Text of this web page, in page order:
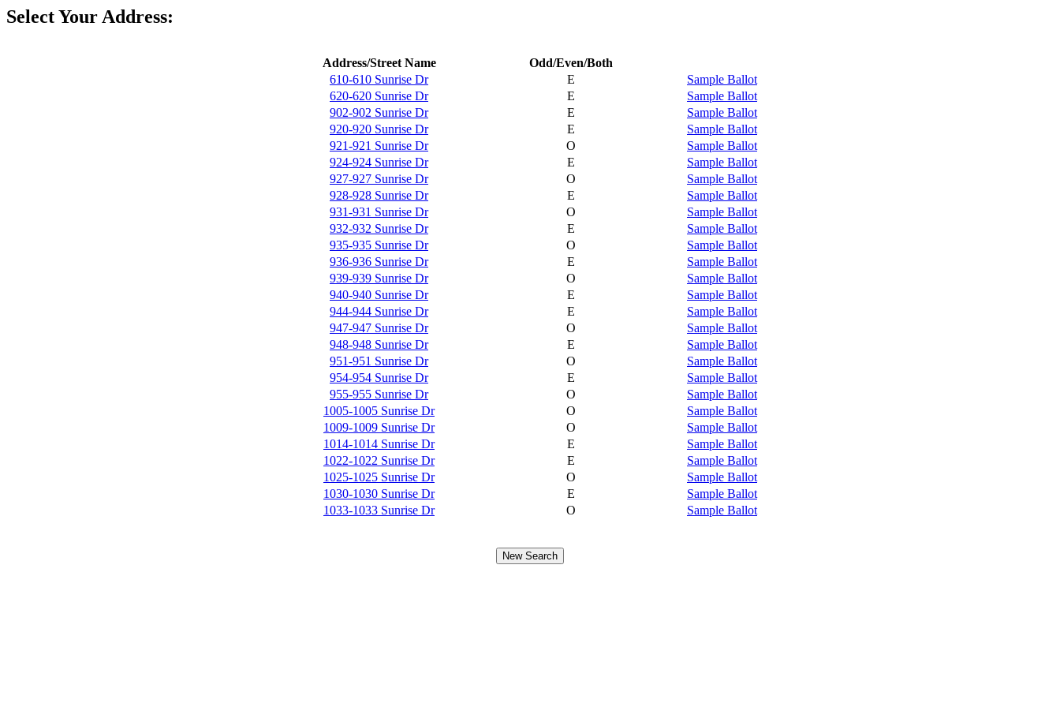
Select Your Address:
Address/Street Name
Odd/Even/Both
610-610 Sunrise Dr
E
Sample Ballot
620-620 Sunrise Dr
E
Sample Ballot
902-902 Sunrise Dr
E
Sample Ballot
920-920 Sunrise Dr
E
Sample Ballot
921-921 Sunrise Dr
O
Sample Ballot
924-924 Sunrise Dr
E
Sample Ballot
927-927 Sunrise Dr
O
Sample Ballot
928-928 Sunrise Dr
E
Sample Ballot
931-931 Sunrise Dr
O
Sample Ballot
932-932 Sunrise Dr
E
Sample Ballot
935-935 Sunrise Dr
O
Sample Ballot
936-936 Sunrise Dr
E
Sample Ballot
939-939 Sunrise Dr
O
Sample Ballot
940-940 Sunrise Dr
E
Sample Ballot
944-944 Sunrise Dr
E
Sample Ballot
947-947 Sunrise Dr
O
Sample Ballot
948-948 Sunrise Dr
E
Sample Ballot
951-951 Sunrise Dr
O
Sample Ballot
954-954 Sunrise Dr
E
Sample Ballot
955-955 Sunrise Dr
O
Sample Ballot
1005-1005 Sunrise Dr
O
Sample Ballot
1009-1009 Sunrise Dr
O
Sample Ballot
1014-1014 Sunrise Dr
E
Sample Ballot
1022-1022 Sunrise Dr
E
Sample Ballot
1025-1025 Sunrise Dr
O
Sample Ballot
1030-1030 Sunrise Dr
E
Sample Ballot
1033-1033 Sunrise Dr
O Sample Ballot